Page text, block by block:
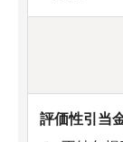
評価性引当